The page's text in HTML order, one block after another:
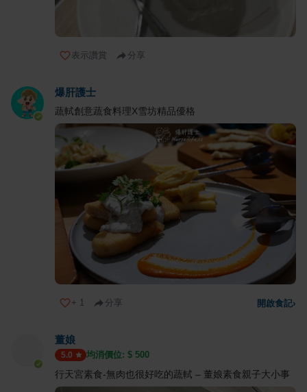
表示讚賞 分享
爆肝護士
蔬軾創意蔬食料理X雪坊精品優格
+ 1 分享 開啟食記›
董娘
5.0 均消價位: $ 500
行天宮素食-無肉也很好吃的蔬軾 – 董娘素食親子大小事